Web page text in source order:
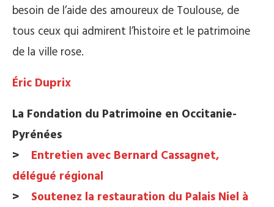
besoin de l’aide des amoureux de Toulouse, de
tous ceux qui admirent l’histoire et le patrimoine
de la ville rose.
Éric Duprix
La Fondation du Patrimoine en Occitanie-
Pyrénées
> Entretien avec Bernard Cassagnet,
délégué régional
> Soutenez la restauration du Palais Niel à